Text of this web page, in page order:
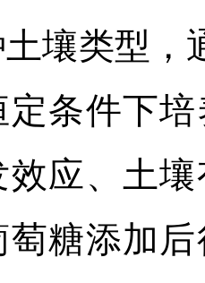
壤类型，
条件下
应、土
萄糖添加